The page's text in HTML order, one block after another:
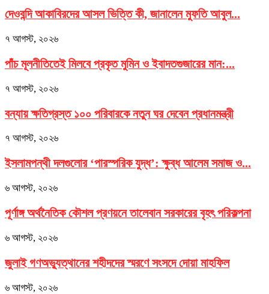
দেওবন্দি আকাবিরদের আসল ভিত্তি কী, জানালেন মুফতি আবুল...
৭ আগস্ট, ২০২৬
পাঁচ মূলনীতিতেই মিলবে প্রকৃত মুমিন ও ইবাদতগুজারের মান:...
৭ আগস্ট, ২০২৬
বন্যায় ক্ষতিগ্রস্ত ১০০ পরিবারকে নতুন ঘর দেবেন প্রধানমন্ত্রী
৭ আগস্ট, ২০২৬
ইসলামপন্থী দলগুলোর ‘পারস্পরিক যুদ্ধ’: ক্ষুব্ধ আলেম সমাজ ও...
৬ আগস্ট, ২০২৬
পূর্ণাঙ্গ অর্থনৈতিক কৌশল প্রণয়নে তালেবান সরকারের বৃহৎ পরিকল্পনা
৬ আগস্ট, ২০২৬
জুলাই গণঅভ্যুত্থানের শহীদদের স্মরণে সংসদে দোয়া মাহফিল
৬ আগস্ট, ২০২৬